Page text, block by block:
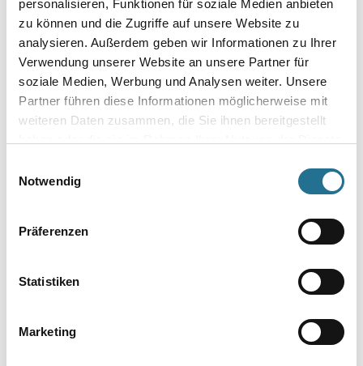
personalisieren, Funktionen für soziale Medien anbieten
zu können und die Zugriffe auf unsere Website zu
analysieren. Außerdem geben wir Informationen zu Ihrer
Verwendung unserer Website an unsere Partner für
soziale Medien, Werbung und Analysen weiter. Unsere
Partner führen diese Informationen möglicherweise mit
weiteren Daten zusammen, die Sie ihnen bereitgestellt
Notwendig
Präferenzen
Statistiken
Marketing
Umrechnungsfaktoren
- 6mm Rundstahl
- 2K-softTouch-Komfortgriff